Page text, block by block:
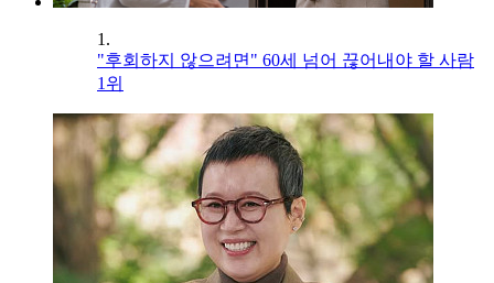
1.
"후회하지 않으려면" 60세 넘어 끊어내야 할 사람
1위